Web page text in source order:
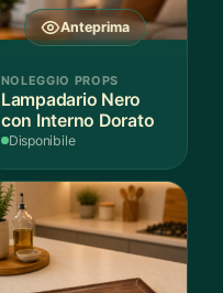
Anteprima
NOLEGGIO PROPS
Lampadario Nero
con Interno Dorato
Disponibile